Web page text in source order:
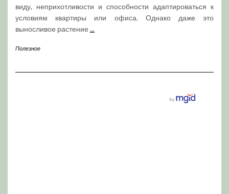
виду, неприхотливости и способности адаптироваться к
условиям квартиры или офиса. Однако даже это
выносливое растение ...
Полезное